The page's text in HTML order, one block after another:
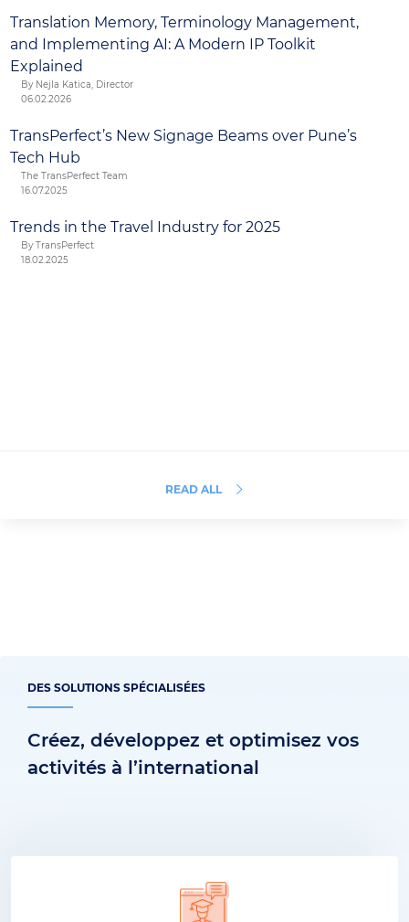
Translation Memory, Terminology Management,
and Implementing AI: A Modern IP Toolkit
Explained
By Nejla Katica, Director
06.02.2026
TransPerfect’s New Signage Beams over Pune’s
Tech Hub
The TransPerfect Team
16.07.2025
Trends in the Travel Industry for 2025
By TransPerfect
18.02.2025
READ ALL
DES SOLUTIONS SPÉCIALISÉES
Créez, développez et optimisez vos
activités à l’international